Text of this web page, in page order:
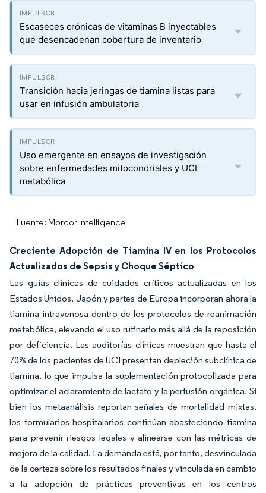
Escaseces crónicas de vitaminas B inyectables
que desencadenan cobertura de inventario
Transición hacia jeringas de tiamina listas para
usar en infusión ambulatoria
Uso emergente en ensayos de investigación
sobre enfermedades mitocondriales y UCI
metabólica
Fuente: Mordor Intelligence
Creciente Adopción de Tiamina IV en los Protocolos
Actualizados de Sepsis y Choque Séptico
Las guías clínicas de cuidados críticos actualizadas en los
Estados Unidos, Japón y partes de Europa incorporan ahora la
tiamina intravenosa dentro de los protocolos de reanimación
metabólica, elevando el uso rutinario más allá de la reposición
por deficiencia. Las auditorías clínicas muestran que hasta el
70% de los pacientes de UCI presentan depleción subclínica de
tiamina, lo que impulsa la suplementación protocolizada para
optimizar el aclaramiento de lactato y la perfusión orgánica. Si
bien los metaanálisis reportan señales de mortalidad mixtas,
los formularios hospitalarios continúan abasteciendo tiamina
para prevenir riesgos legales y alinearse con las métricas de
mejora de la calidad. La demanda está, por tanto, desvinculada
de la certeza sobre los resultados finales y vinculada en cambio
a la adopción de prácticas preventivas en los centros